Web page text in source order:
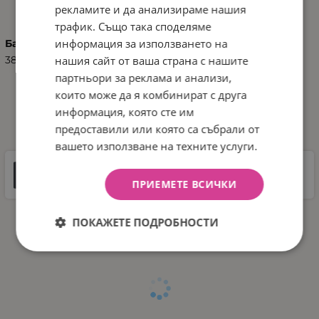
Баркод (ISBN, UPC, др.)
3800151912262
ДОКУМЕНТИ ЗА СВАЛЯНЕ
Инструкции
рекламите и да анализираме нашия
трафик. Също така споделяме
информация за използването на
нашия сайт от ваша страна с нашите
партньори за реклама и анализи,
които може да я комбинират с друга
информация, която сте им
предоставили или която са събрали от
вашето използване на техните услуги.
ПРИЕМЕТЕ ВСИЧКИ
ПОКАЖЕТЕ ПОДРОБНОСТИ